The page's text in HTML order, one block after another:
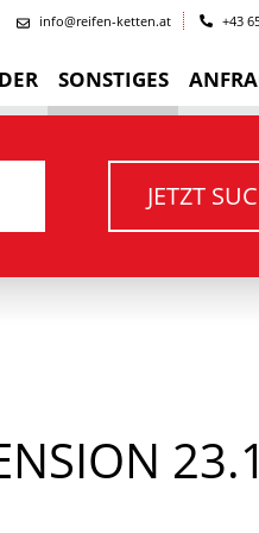
info@reifen-ketten.at +43
SONSTIGES
JETZT